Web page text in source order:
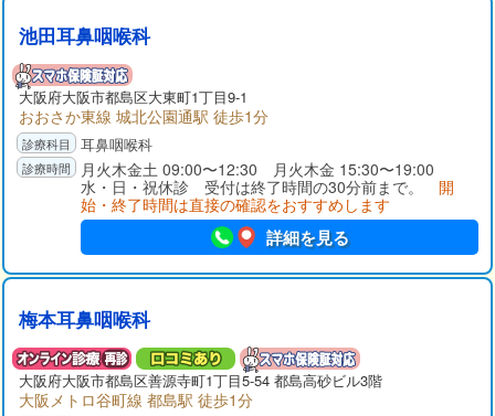
池田耳鼻咽喉科
大阪府大阪市都島区大東町1丁目9-1
おおさか東線 城北公園通駅 徒歩1分
耳鼻咽喉科
月火木金土 09:00〜12:30 月火木金 15:30〜19:00
水・日・祝休診 受付は終了時間の30分前まで。 開
始・終了時間は直接の確認をおすすめします
詳細を見る
梅本耳鼻咽喉科
大阪府大阪市都島区善源寺町1丁目5-54 都島高砂ビル3階
大阪メトロ谷町線 都島駅 徒歩1分